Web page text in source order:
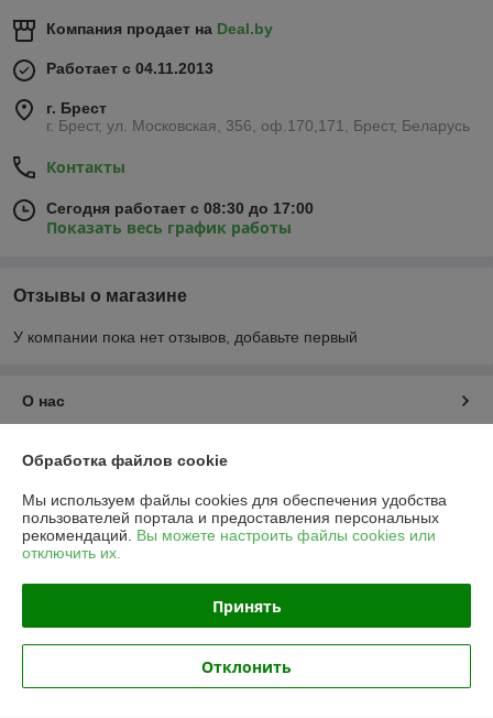
Компания продает на Deal.by
Работает с 04.11.2013
г. Брест
г. Брест, ул. Московская, 356, оф.170,171, Брест, Беларусь
Контакты
Сегодня работает с 08:30 до 17:00
Показать весь график работы
Отзывы о магазине
У компании пока нет отзывов, добавьте первый
О нас
Контакты
Доставка и оплата
График работы
Политика обработки cookies
Обработка файлов cookie
Мы используем файлы cookies для обеспечения удобства
пользователей портала и предоставления персональных
рекомендаций. Вы можете настроить файлы cookies или
отключить их.
Принять
Отклонить